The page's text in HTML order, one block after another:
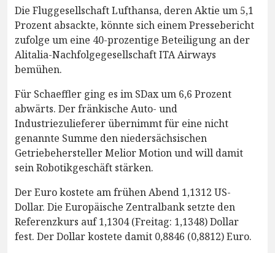
Die Fluggesellschaft Lufthansa, deren Aktie um 5,1
Prozent absackte, könnte sich einem Pressebericht
zufolge um eine 40-prozentige Beteiligung an der
Alitalia-Nachfolgegesellschaft ITA Airways
bemühen.
Für Schaeffler ging es im SDax um 6,6 Prozent
abwärts. Der fränkische Auto- und
Industriezulieferer übernimmt für eine nicht
genannte Summe den niedersächsischen
Getriebehersteller Melior Motion und will damit
sein Robotikgeschäft stärken.
Der Euro kostete am frühen Abend 1,1312 US-
Dollar. Die Europäische Zentralbank setzte den
Referenzkurs auf 1,1304 (Freitag: 1,1348) Dollar
fest. Der Dollar kostete damit 0,8846 (0,8812) Euro.